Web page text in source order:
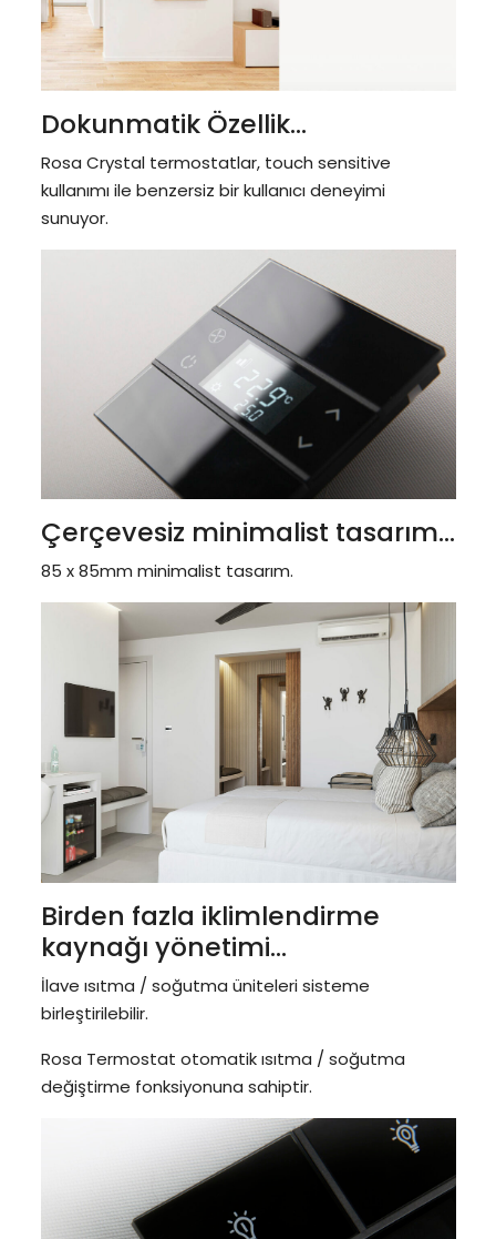
Dokunmatik Özellik...
Rosa Crystal termostatlar, touch sensitive
kullanımı ile benzersiz bir kullanıcı deneyimi
sunuyor.
Çerçevesiz minimalist tasarım...
85 x 85mm minimalist tasarım.
Birden fazla iklimlendirme
kaynağı yönetimi...
İlave ısıtma / soğutma üniteleri sisteme
birleştirilebilir.
Rosa Termostat otomatik ısıtma / soğutma
değiştirme fonksiyonuna sahiptir.